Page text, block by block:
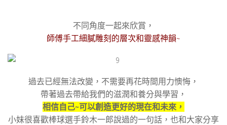
不同角度一起來欣賞，
師傅手工細膩雕刻的層次和靈感神韻~
過去已經無法改變，不需要再花時間用力懊悔，
帶著過去帶給我們的滋潤和養分與學習，
相信自己~可以創造更好的現在和未來，
小妹很喜歡棒球選手鈴木一郎說過的一句話，也和大家分享